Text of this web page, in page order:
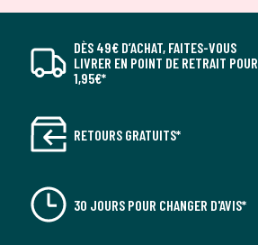
DÈS 49€ D’ACHAT, FAITES-VOUS
LIVRER EN POINT DE RETRAIT POUR
1,95€*
RETOURS GRATUITS*
30 JOURS POUR CHANGER D'AVIS*